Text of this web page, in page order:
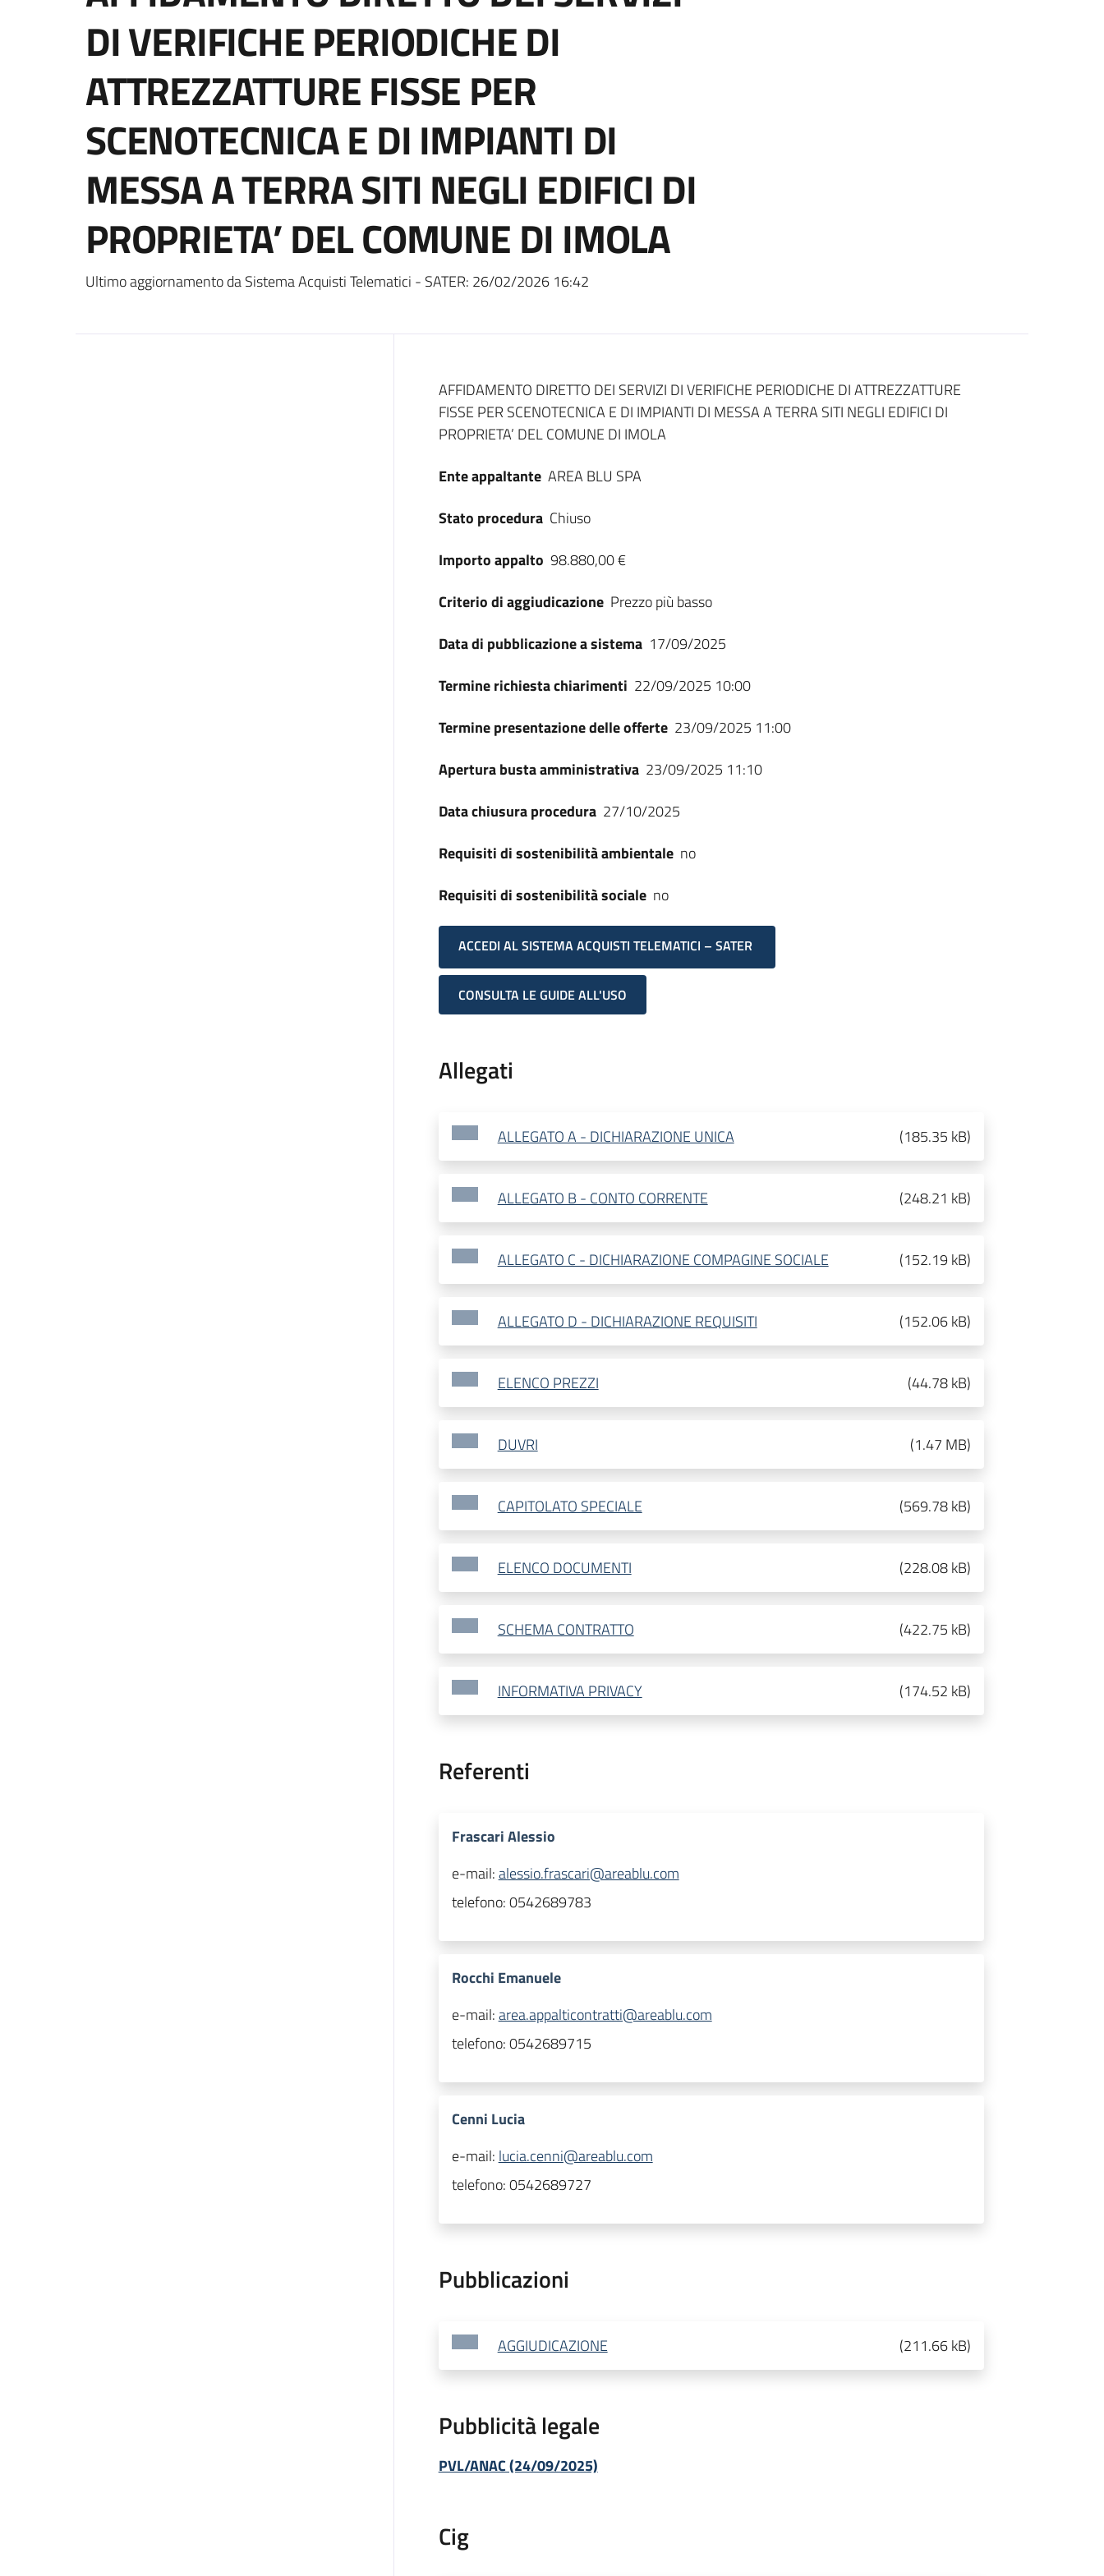
DI VERIFICHE PERIODICHE DI
ATTREZZATTURE FISSE PER
SCENOTECNICA E DI IMPIANTI DI
MESSA A TERRA SITI NEGLI EDIFICI DI
PROPRIETA’ DEL COMUNE DI IMOLA
Ultimo aggiornamento da Sistema Acquisti Telematici - SATER: 26/02/2026 16:42
Dati del bando
AFFIDAMENTO DIRETTO DEI SERVIZI DI VERIFICHE PERIODICHE DI ATTREZZATTURE
FISSE PER SCENOTECNICA E DI IMPIANTI DI MESSA A TERRA SITI NEGLI EDIFICI DI
PROPRIETA’ DEL COMUNE DI IMOLA
Ente appaltante AREA BLU SPA
Stato procedura Chiuso
Importo appalto 98.880,00 €
Criterio di aggiudicazione Prezzo più basso
Data di pubblicazione a sistema 17/09/2025
Termine richiesta chiarimenti 22/09/2025 10:00
Termine presentazione delle offerte 23/09/2025 11:00
Apertura busta amministrativa 23/09/2025 11:10
Data chiusura procedura 27/10/2025
Requisiti di sostenibilità ambientale no
Requisiti di sostenibilità sociale no
ACCEDI AL SISTEMA ACQUISTI TELEMATICI – SATER
CONSULTA LE GUIDE ALL'USO
Allegati
ALLEGATO A - DICHIARAZIONE UNICA (185.35 kB)
ALLEGATO B - CONTO CORRENTE (248.21 kB)
ALLEGATO C - DICHIARAZIONE COMPAGINE SOCIALE (152.19 kB)
ALLEGATO D - DICHIARAZIONE REQUISITI (152.06 kB)
ELENCO PREZZI (44.78 kB)
DUVRI (1.47 MB)
CAPITOLATO SPECIALE (569.78 kB)
ELENCO DOCUMENTI (228.08 kB)
SCHEMA CONTRATTO (422.75 kB)
INFORMATIVA PRIVACY (174.52 kB)
Referenti
Frascari Alessio
e-mail:alessio.frascari@areablu.com
telefono:0542689783
Rocchi Emanuele
e-mail:area.appalticontratti@areablu.com
telefono:0542689715
Cenni Lucia
e-mail: lucia.cenni@areablu.com
telefono:0542689727
Pubblicazioni
AGGIUDICAZIONE (211.66 kB)
Pubblicità legale
PVL/ANAC (24/09/2025)
Cig